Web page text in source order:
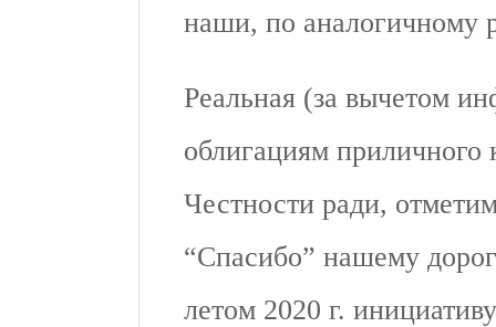
наши, по аналогичному
Реальная (за вычетом
облигациям приличного
Честности ради,
“Спасибо” нашему
летом 2020 г.